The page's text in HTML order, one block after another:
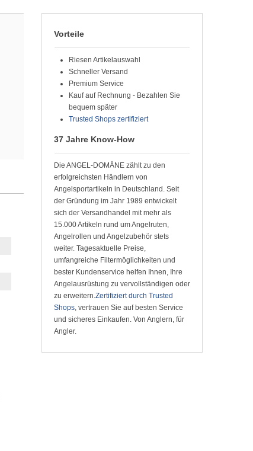
Vorteile
Riesen Artikelauswahl
Schneller Versand
Premium Service
Kauf auf Rechnung - Bezahlen Sie
bequem später
Trusted Shops zertifiziert
37 Jahre Know-How
Die ANGEL-DOMÄNE zählt zu den
erfolgreichsten Händlern von
Angelsportartikeln in Deutschland. Seit
der Gründung im Jahr 1989 entwickelt
sich der Versandhandel mit mehr als
15.000 Artikeln rund um Angelruten,
Angelrollen und Angelzubehör stets
weiter. Tagesaktuelle Preise,
umfangreiche Filtermöglichkeiten und
bester Kundenservice helfen Ihnen, Ihre
Angelausrüstung zu vervollständigen oder
zu erweitern.Zertifiziert durch Trusted
Shops, vertrauen Sie auf besten Service
und sicheres Einkaufen. Von Anglern, für
Angler.